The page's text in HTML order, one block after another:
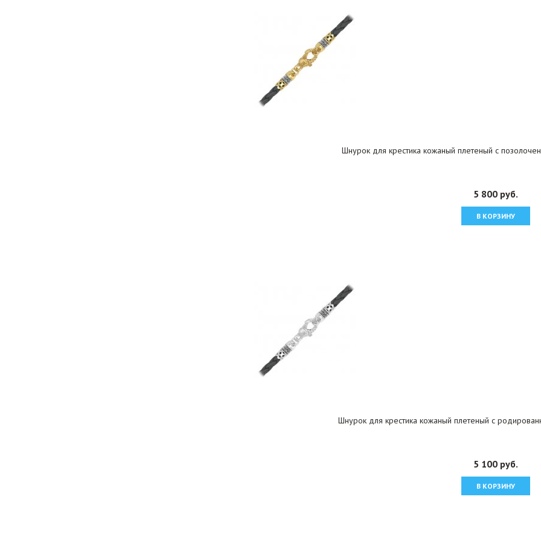
Шнурок для крестика кожаный плетеный с
5 800 руб.
В КОРЗИНУ
Шнурок для крестика кожаный плетеный с
5 100 руб.
В КОРЗИНУ